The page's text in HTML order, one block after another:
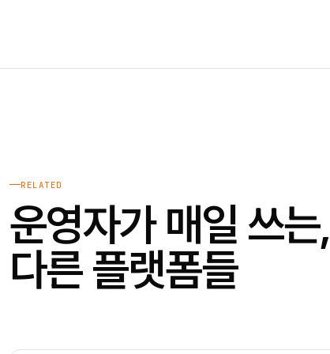
RELATED
운영자가 매일 쓰는,
다른 플랫폼들